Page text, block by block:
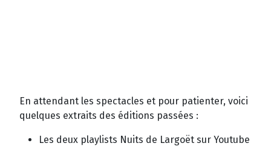
En attendant les spectacles et pour patienter, voici
quelques extraits des éditions passées :
Les deux playlists Nuits de Largoët sur Youtube